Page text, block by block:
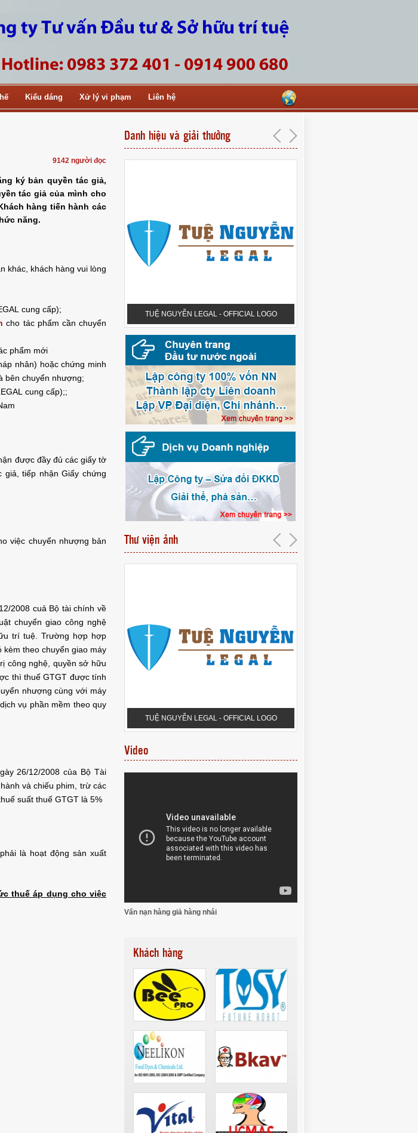
Kiểu dáng Xử lý vi phạm Liên hệ
9142 người đọc
ký bản quyền tác giả,
tác giả của mình cho
hàng tiến hành các
năng.
khác, khách hàng vui lòng
cung cấp);
cho tác phẩm cần chuyển
phẩm mới
nhân) hoặc chứng minh
bên chuyển nhượng;
cung cấp);;
được đầy đủ các giấy tờ
tiếp nhận Giấy chứng
việc chuyển nhượng bản
2008 cuả Bộ tài chính về
chuyển giao công nghệ
trí tuệ. Trường hợp hợp
theo chuyển giao máy
công nghệ, quyền sở hữu
thì thuế GTGT được tính
nhượng cùng với máy
vụ phần mềm theo quy
26/12/2008 của Bộ Tài
và chiếu phim, trừ các
suất thuế GTGT là 5%
là hoạt động sản xuất
thuế áp dụng cho việc
Danh hiệu và giải thưởng
LEGAL - OFFICIAL LOGO TUỆ NGUYỄN LEGAL - OFFICIAL LOGO
LEGAL - OFFICIAL LOGO
Thư viện ảnh
BẰNG BẢO HỘ NHÃN HIỆU
TUỆ NGUYỄN LEGAL - OFFICIAL LOGO
Video
Vấn nạn hàng giả hàng nhái
Khách hàng